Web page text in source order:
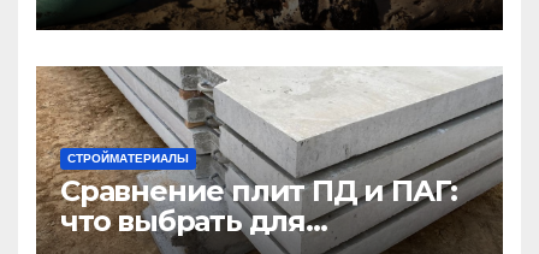
СТРОЙМАТЕРИАЛЫ
Сравнение плит ПД и ПАГ:
что выбрать для